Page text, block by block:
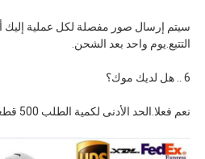
سيتم إرسال صور مفصلة لكل عملية إليك
التتبع.يوم واحد بعد الشحن.
6 .. هل لديك موك؟
نعم فعلا.الحد الأدنى لكمية الطلب 500 قطعة فقط